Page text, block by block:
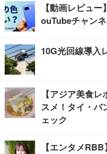
【動画レビュ
ouTubeチャン
10G光回線導入
【アジア美食
スメ！タイ・バ
ェック
【エンタメ